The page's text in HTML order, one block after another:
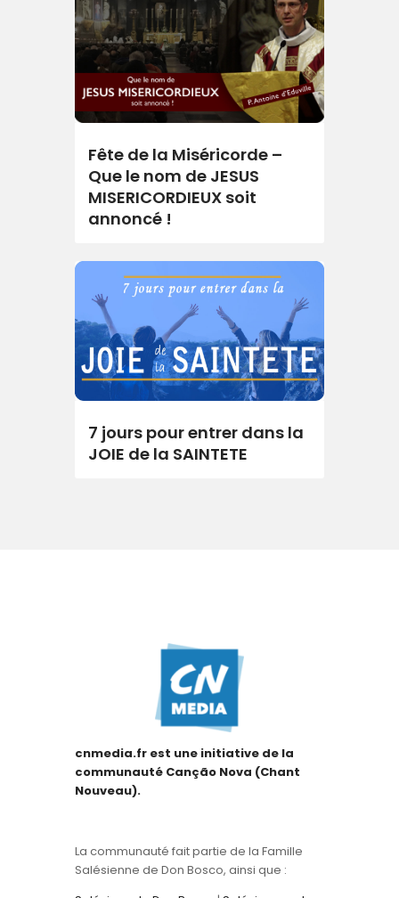
Fête de la Miséricorde –
Que le nom de JESUS
MISERICORDIEUX soit
annoncé !
7 jours pour entrer dans la
JOIE de la SAINTETE
cnmedia.fr est une initiative de la
communauté Canção Nova (Chant
Nouveau).
La communauté fait partie de la Famille
Salésienne de Don Bosco, ainsi que :